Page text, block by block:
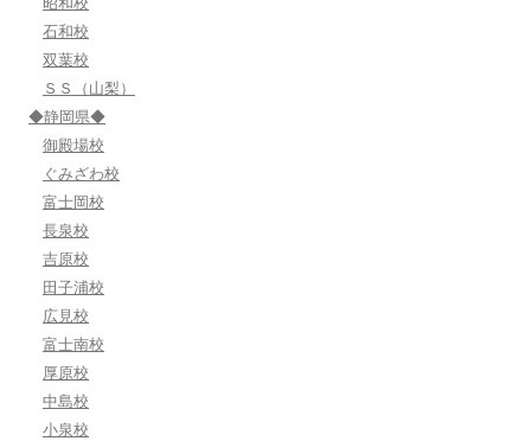
石和校
双葉校
ＳＳ（山梨）
◆静岡県◆
御殿場校
ぐみざわ校
富士岡校
長泉校
吉原校
田子浦校
広見校
富士南校
厚原校
中島校
小泉校